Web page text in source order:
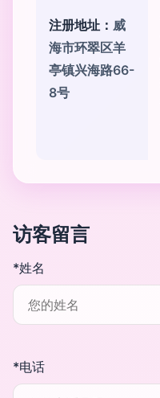
注册地址： 威
海市环翠区羊
亭镇兴海路66-
8号
访客留言
*姓名
*电话